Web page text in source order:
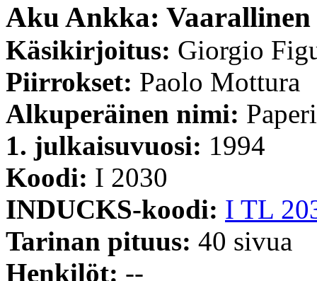
Aku Ankka: Vaarallinen
Käsikirjoitus: Giorgio
Piirrokset: Paolo Mottura
Alkuperäinen nimi:
1. julkaisuvuosi: 1994
Koodi: I 2030
INDUCKS-koodi: I TL
Tarinan pituus: 40 sivua
Henkilöt: --